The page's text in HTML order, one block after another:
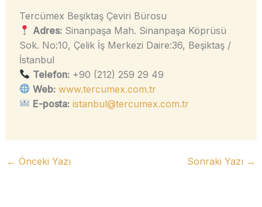
Tercümex Beşiktaş Çeviri Bürosu
Adres:Sinanpaşa Mah. Sinanpaşa Köprüsü
Sok. No:10, Çelik İş Merkezi Daire:36, Beşiktaş /
İstanbul
Telefon:+90 (212) 259 29 49
Web: www.tercumex.com.tr
E-posta: istanbul@tercumex.com.tr
← Önceki Yazı Sonraki Yazı →